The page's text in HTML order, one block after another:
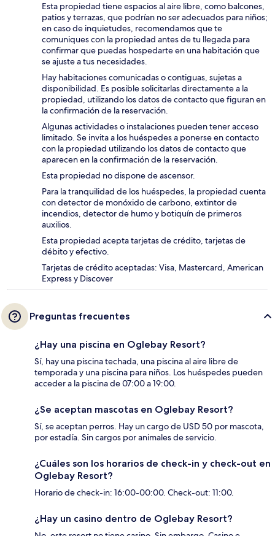
Esta propiedad tiene espacios al aire libre, como balcones,
patios y terrazas, que podrían no ser adecuados para niños;
en caso de inquietudes, recomendamos que te
comuniques con la propiedad antes de tu llegada para
confirmar que puedas hospedarte en una habitación que
se ajuste a tus necesidades.
Hay habitaciones comunicadas o contiguas, sujetas a
disponibilidad. Es posible solicitarlas directamente a la
propiedad, utilizando los datos de contacto que figuran en
la confirmación de la reservación.
Algunas actividades o instalaciones pueden tener acceso
limitado. Se invita a los huéspedes a ponerse en contacto
con la propiedad utilizando los datos de contacto que
aparecen en la confirmación de la reservación.
Esta propiedad no dispone de ascensor.
Para la tranquilidad de los huéspedes, la propiedad cuenta
con detector de monóxido de carbono, extintor de
incendios, detector de humo y botiquín de primeros
auxilios.
Esta propiedad acepta tarjetas de crédito, tarjetas de
débito y efectivo.
Tarjetas de crédito aceptadas: Visa, Mastercard, American
Express y Discover
Preguntas frecuentes
¿Hay una piscina en Oglebay Resort?
Sí, hay una piscina techada, una piscina al aire libre de
temporada y una piscina para niños. Los huéspedes pueden
acceder a la piscina de 07:00 a 19:00.
¿Se aceptan mascotas en Oglebay Resort?
Sí, se aceptan perros. Hay un cargo de USD 50 por mascota,
por estadía. Sin cargos por animales de servicio.
¿Cuáles son los horarios de check-in y check-out en
Oglebay Resort?
Horario de check-in: 16:00-00:00. Check-out: 11:00.
¿Hay un casino dentro de Oglebay Resort?